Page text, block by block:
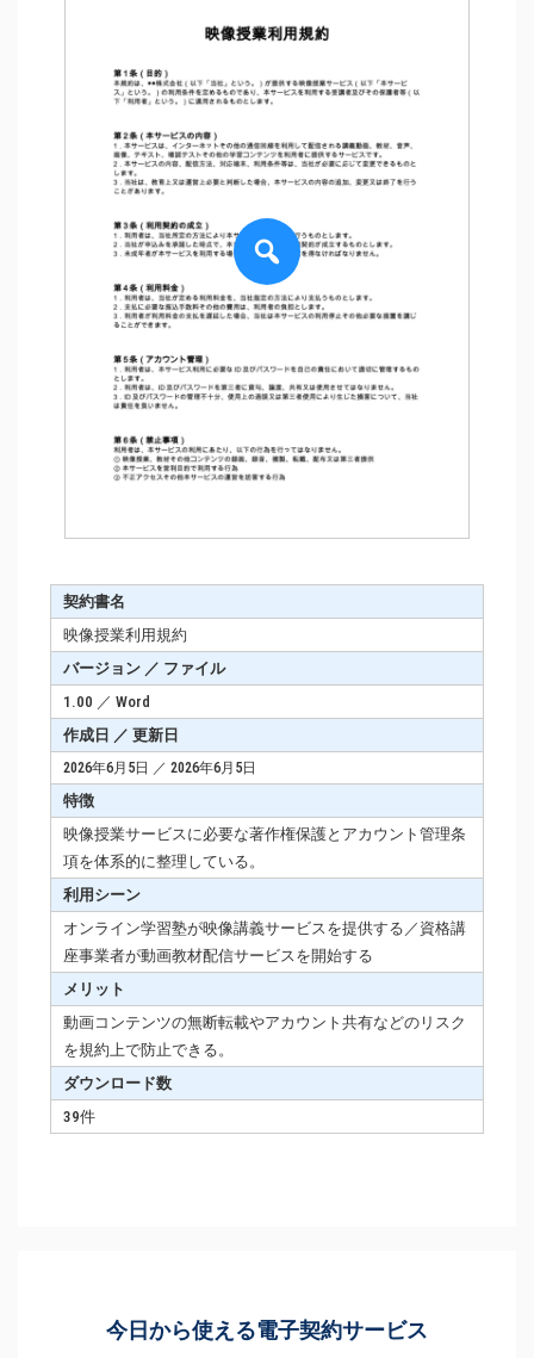
契約書名
映像授業利用規約
バージョン ／ ファイル
1.00 ／ Word
作成日 ／ 更新日
2026年6月5日 ／ 2026年6月5日
特徴
映像授業サービスに必要な著作権保護とアカウント管理条
項を体系的に整理している。
利用シーン
オンライン学習塾が映像講義サービスを提供する／資格講
座事業者が動画教材配信サービスを開始する
メリット
動画コンテンツの無断転載やアカウント共有などのリスク
を規約上で防止できる。
ダウンロード数
39件
今日から使える電子契約サービス